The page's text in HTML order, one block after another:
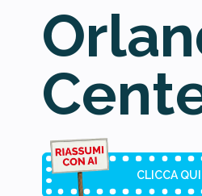
CLICCA QUI